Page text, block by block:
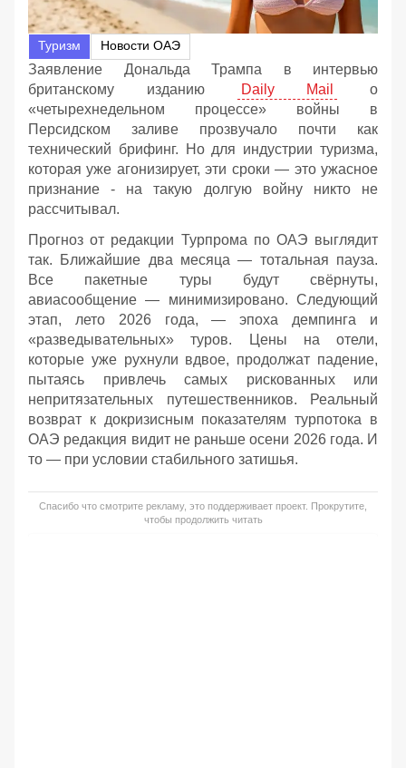
Туризм Новости ОАЭ
Заявление Дональда Трампа в интервью
британскому изданию
Daily Mail
о
«четырехнедельном процессе» войны в
Персидском заливе прозвучало почти как
технический брифинг. Но для индустрии туризма,
которая уже агонизирует, эти сроки — это ужасное
признание - на такую долгую войну никто не
рассчитывал.
Прогноз от редакции Турпрома по ОАЭ выглядит
так. Ближайшие два месяца — тотальная пауза.
Все пакетные туры будут свёрнуты,
авиасообщение — минимизировано. Следующий
этап, лето 2026 года, — эпоха демпинга и
«разведывательных» туров. Цены на отели,
которые уже рухнули вдвое, продолжат падение,
пытаясь привлечь самых рискованных или
непритязательных путешественников. Реальный
возврат к докризисным показателям турпотока в
ОАЭ редакция видит не раньше осени 2026 года. И
то — при условии стабильного затишья.
Спасибо что смотрите рекламу, это поддерживает проект. Прокрутите,
чтобы продолжить читать